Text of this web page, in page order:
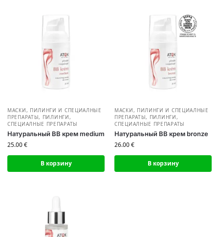
МАСКИ, ПИЛИНГИ И СПЕЦИАЛНЫЕ
ПРЕПАРАТЫ, ПИЛИНГИ,
СПЕЦИАЛНЫЕ ПРЕПАРАТЫ
Натуральный BB крем medium
25.00€
В корзину
МАСКИ, ПИЛИНГИ И СПЕЦИАЛНЫЕ
ПРЕПАРАТЫ, ПИЛИНГИ,
СПЕЦИАЛНЫЕ ПРЕПАРАТЫ
Натуральный BB крем bronze
26.00€
В корзину